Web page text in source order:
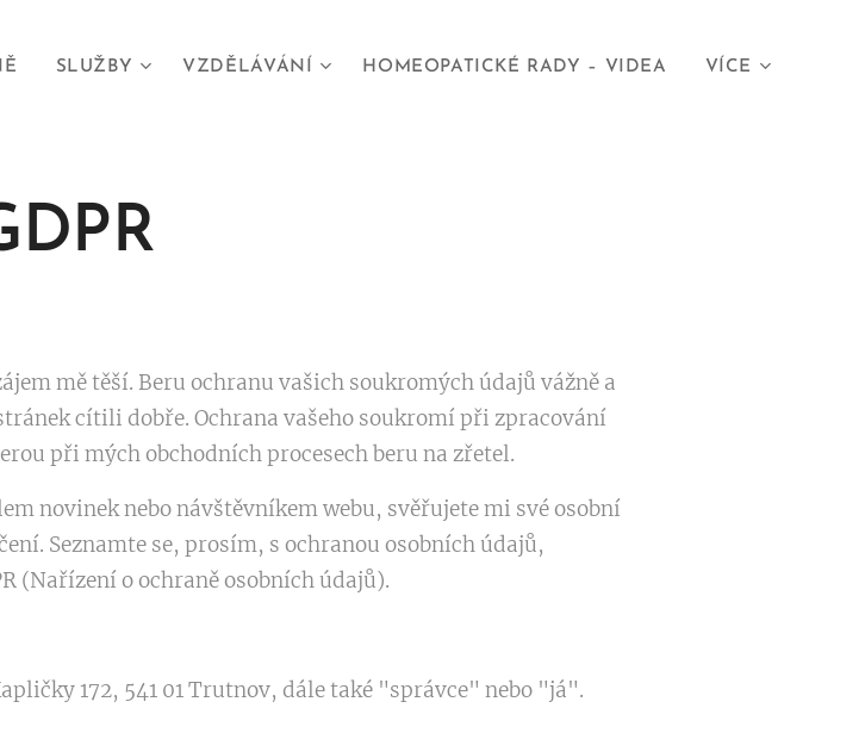
SLUŽBY VZDĚLÁVÁNÍ HOMEOPATICKÉ RADY – VIDEA VÍCE
mě těší. Beru ochranu vašich soukromých údajů vážně a
cítili dobře. Ochrana vašeho soukromí při zpracování
při mých obchodních procesech beru na zřetel.
novinek nebo návštěvníkem webu, svěřujete mi své osobní
Seznamte se, prosím, s ochranou osobních údajů,
(Nařízení o ochraně osobních údajů).
172, 541 01 Trutnov, dále také "správce" nebo "já".